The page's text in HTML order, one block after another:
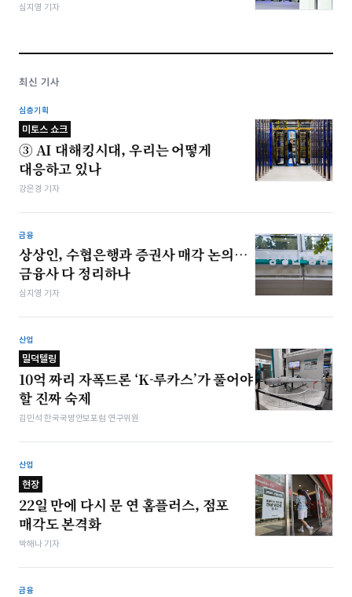
심지영 기자
최신 기사
심층기획
미토스 쇼크
③ AI 대해킹시대, 우리는 어떻게
대응하고 있나
강은경 기자
금융
상상인, 수협은행과 증권사 매각 논의…
금융사 다 정리하나
심지영 기자
산업
밀덕텔링
10억 짜리 자폭드론 ‘K-루카스’가 풀어야
할 진짜 숙제
김민석 한국국방안보포럼 연구위원
산업
현장
22일 만에 다시 문 연 홈플러스, 점포
매각도 본격화
박해나 기자
금융